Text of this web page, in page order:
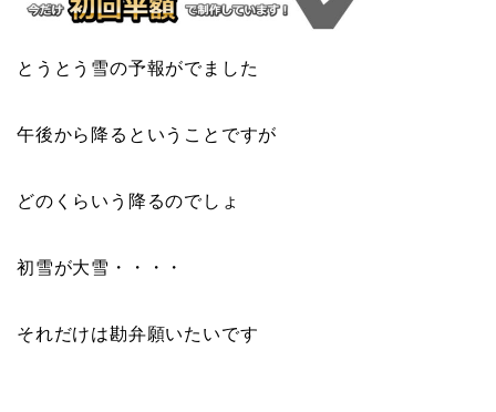
とうとう雪の予報がでました
午後から降るということですが
どのくらいう降るのでしょ
初雪が大雪・・・・
それだけは勘弁願いたいです